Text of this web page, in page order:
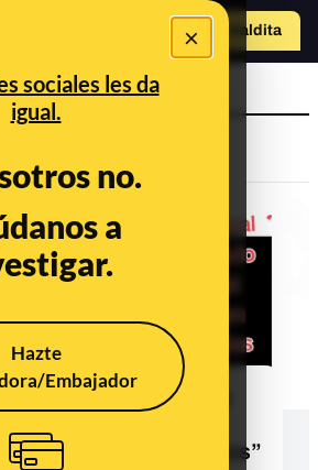
×
sociales les da
igual.
no.
a
Hazte
Embajador
Hazte Maldito
Central no ha
23 de julio son “falsos”